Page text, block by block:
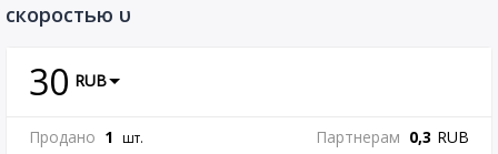
скоростью υ
30 RUB
Продано 1 шт. Партнерам 0,3 RUB